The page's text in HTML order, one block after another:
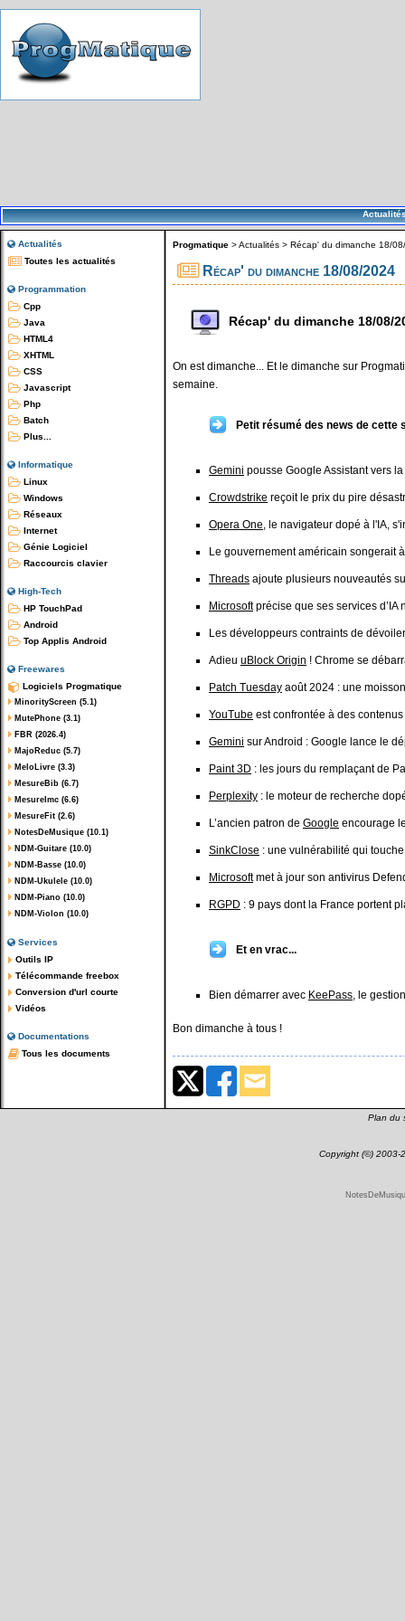
Actualités
Toutes les actualités
Programmation
Cpp
Java
HTML4
XHTML
CSS
Javascript
Php
Batch
Plus...
Informatique
Linux
Windows
Réseaux
Internet
Génie Logiciel
Raccourcis clavier
High-Tech
HP TouchPad
Android
Top Applis Android
Freewares
Logiciels Progmatique
MinorityScreen (5.1)
MutePhone (3.1)
FBR (2026.4)
MajoReduc (5.7)
MeloLivre (3.3)
MesureBib (6.7)
MesureImc (6.6)
MesureFit (2.6)
NotesDeMusique (10.1)
NDM-Guitare (10.0)
NDM-Basse (10.0)
NDM-Ukulele (10.0)
NDM-Piano (10.0)
NDM-Violon (10.0)
Services
Outils IP
Télécommande freebox
Conversion d'url courte
Vidéos
Documentations
Tous les documents
Progmatique >Actualités > Récap' du dimanche 18/
Récap' du dimanche 18/08/2024
Récap' du dimanche 18/08/
On est dimanche... Et le dimanche sur
semaine.
Petit résumé des news de cette
Gemini pousse Google Assistant vers
Crowdstrike reçoit le prix du pire
Opera One, le navigateur dopé à l'IA,
Le gouvernement américain songerait
Threads ajoute plusieurs nouveautés
Microsoftprécise que ses services d’IA
Les développeurs contraints de
Adieu uBlock Origin ! Chrome se
Patch Tuesday août 2024 : une
YouTube est confrontée à des
Gemini sur Android : Google lance le
Paint 3D : les jours du remplaçant de
Perplexity : le moteur de recherche
L’ancien patron de Google encourage
SinkClose : une vulnérabilité qui
Microsoftmet à jour son antivirus
RGPD : 9 pays dont la France portent
Et en vrac...
Bien démarrer avec KeePass, le
Bon dimanche à tous !
Plan du
Copyright (©) 2003-